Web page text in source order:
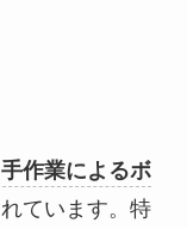
手作業によるボ
ています。特